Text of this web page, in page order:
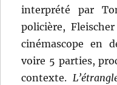
interprété par
policière,
cinémascope en
voire 5 parties,
contexte.